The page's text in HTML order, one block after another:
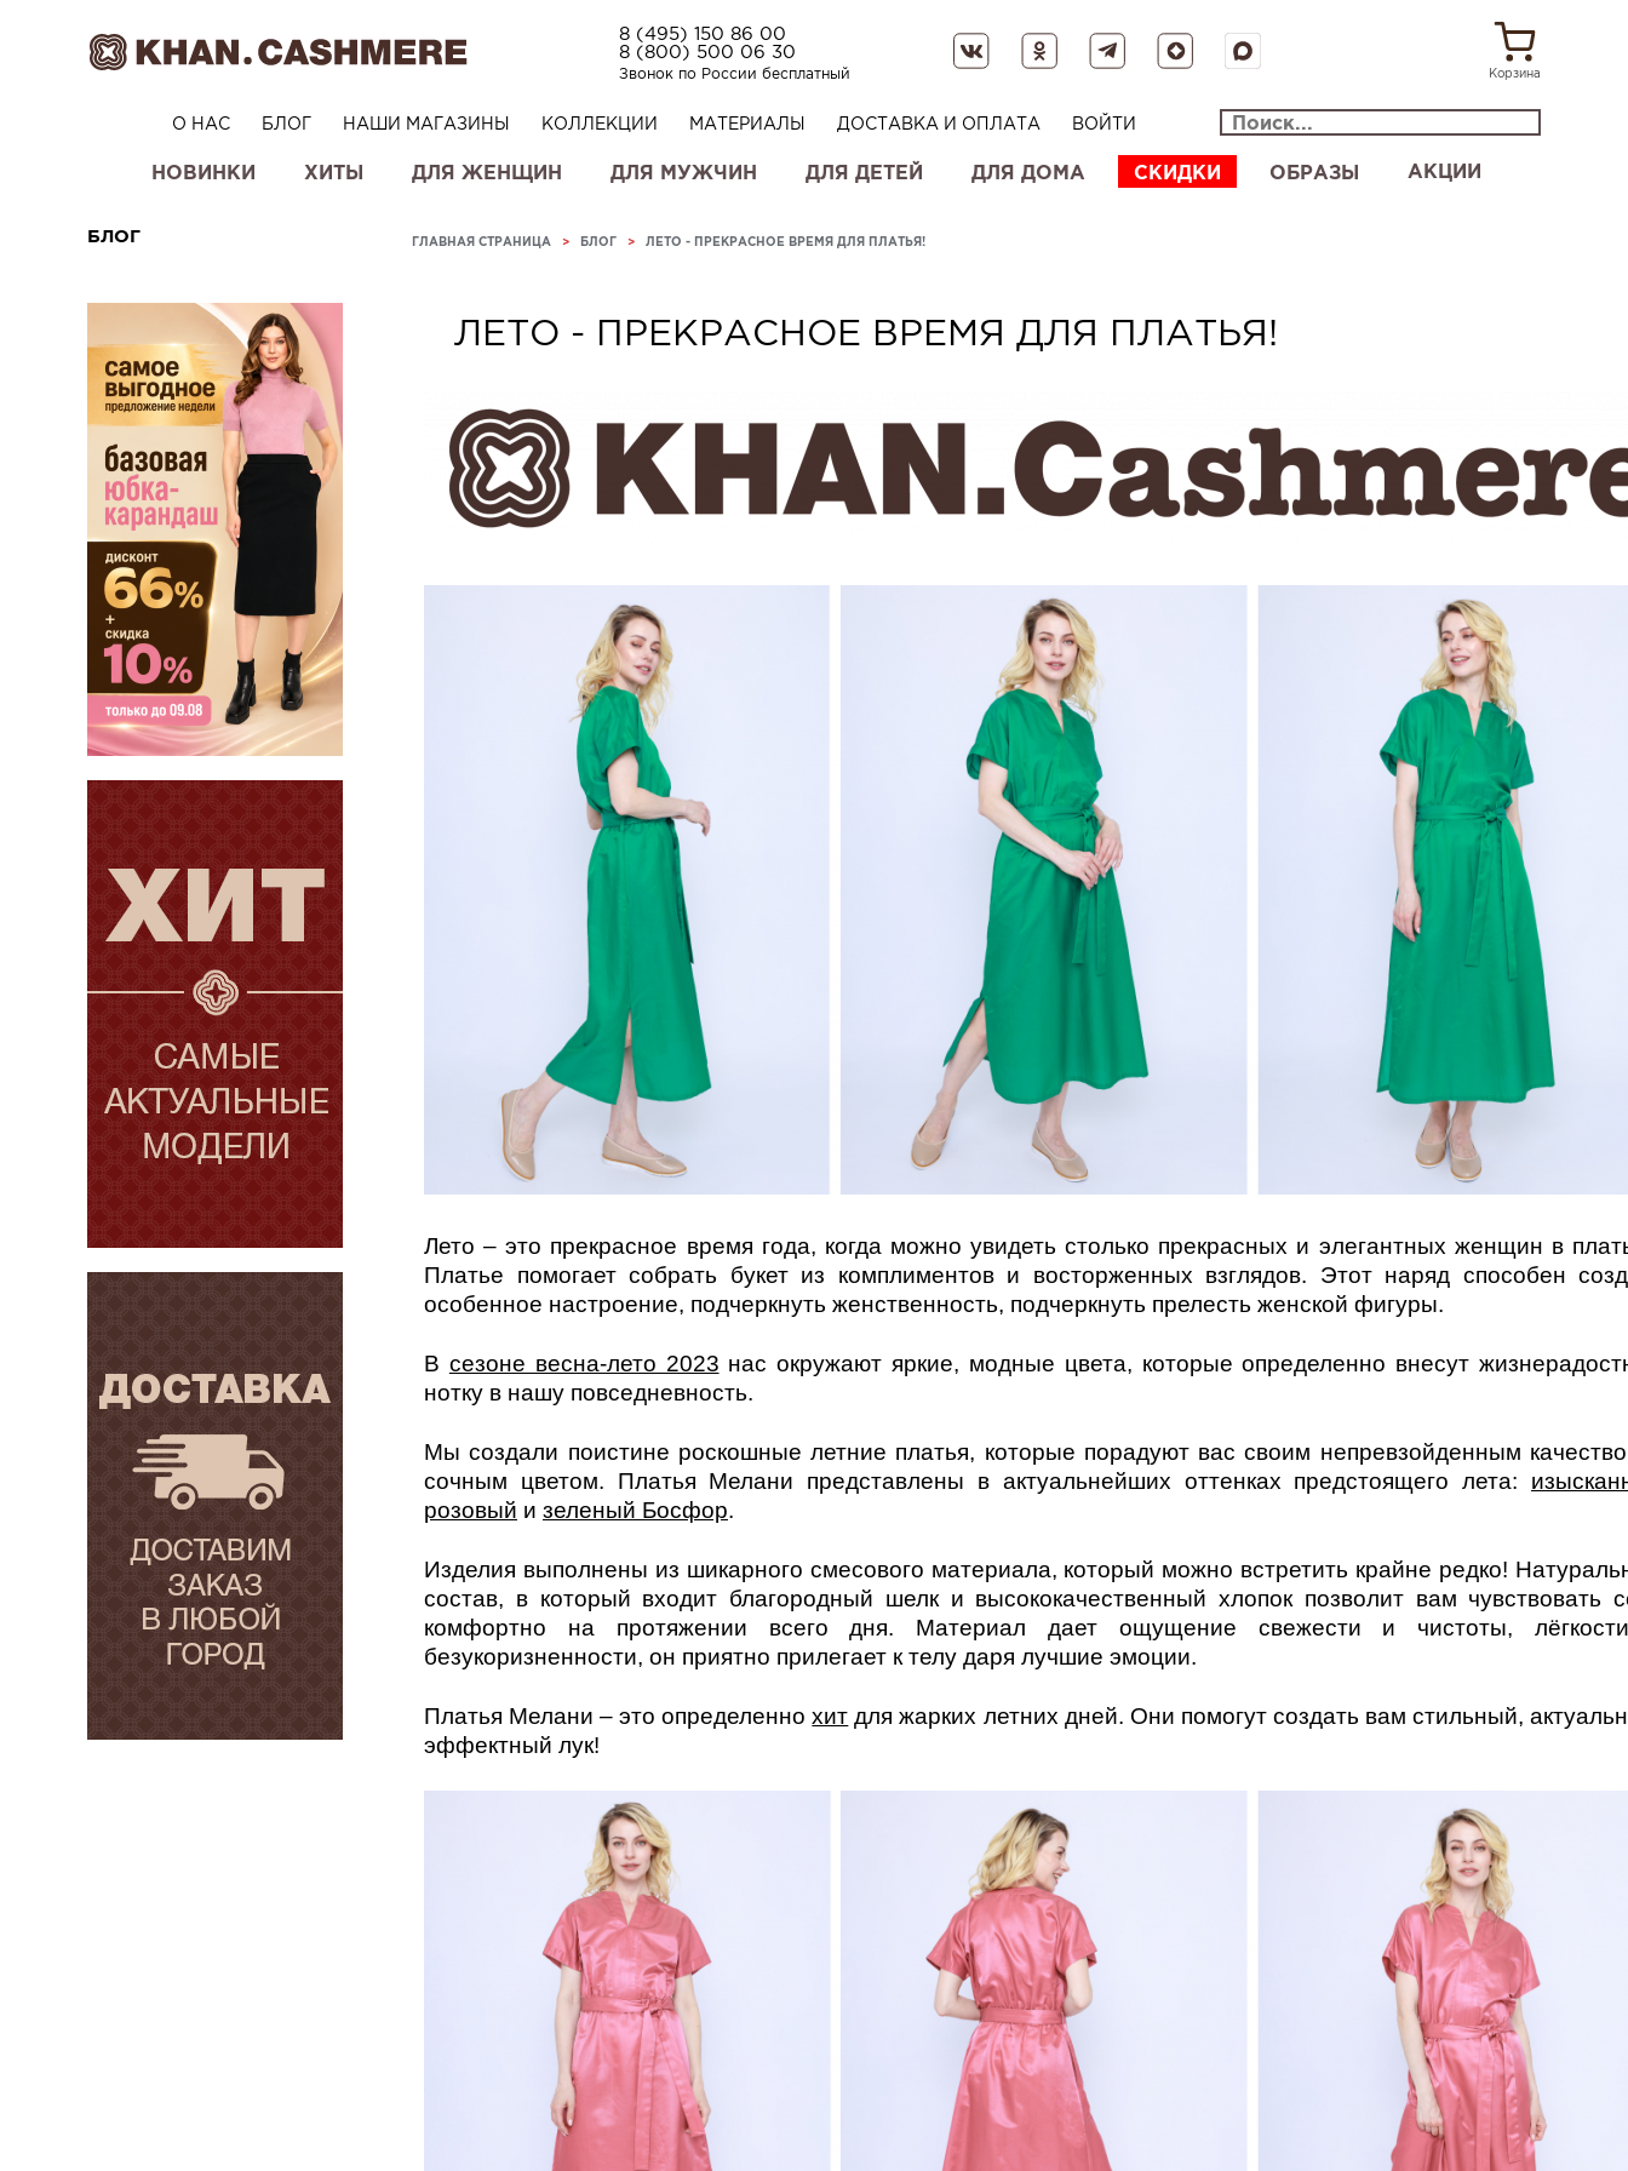
8 (495) 150 86 00
8 (800) 500 06 30
Звонок по России бесплатный Корзина
О НАС БЛОГ НАШИ МАГАЗИНЫ КОЛЛЕКЦИИ МАТЕРИАЛЫ ДОСТАВКА И ОПЛАТА ВОЙТИ
НОВИНКИ ХИТЫ ДЛЯ ЖЕНЩИН ДЛЯ МУЖЧИН ДЛЯ ДЕТЕЙ ДЛЯ ДОМА СКИДКИ ОБРАЗЫ АКЦИИ
БЛОГ ГЛАВНАЯ СТРАНИЦА > БЛОГ > ЛЕТО - ПРЕКРАСНОЕ ВРЕМЯ ДЛЯ ПЛАТЬЯ!
ЛЕТО - ПРЕКРАСНОЕ ВРЕМЯ ДЛЯ ПЛАТЬЯ!
Лето – это прекрасное время года, когда можно увидеть столько прекрасных и элегантных женщин в
Платье помогает собрать букет из комплиментов и восторженных взглядов. Этот наряд способен
особенное настроение, подчеркнуть женственность, подчеркнуть прелесть женской фигуры.
В сезоне весна-лето 2023 нас окружают яркие, модные цвета, которые определенно внесут
нотку в нашу повседневность.
Мы создали поистине роскошные летние платья, которые порадуют вас своим непревзойденным
сочным цветом. Платья Мелани представлены в актуальнейших оттенках предстоящего лета:
розовый и зеленый Босфор.
Изделия выполнены из шикарного смесового материала, который можно встретить крайне редко!
состав, в который входит благородный шелк и высококачественный хлопок позволит вам чувствовать
комфортно на протяжении всего дня. Материал дает ощущение свежести и чистоты,
безукоризненности, он приятно прилегает к телу даря лучшие эмоции.
Платья Мелани – это определеннохит для жарких летних дней. Они помогут создать вам стильный,
эффектный лук!